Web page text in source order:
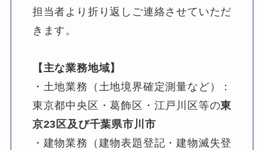
担当者より折り返しご連絡させていただ
きます。
【主な業務地域】
・土地業務（土地境界確定測量など）：
東京都中央区・葛飾区・江戸川区等の東
京23区及び千葉県市川市
・建物業務（建物表題登記・建物滅失登